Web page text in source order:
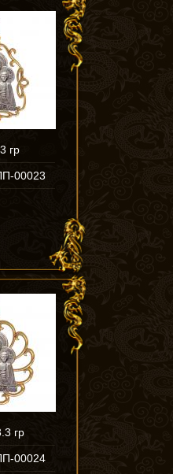
гр
00023
гр
00024